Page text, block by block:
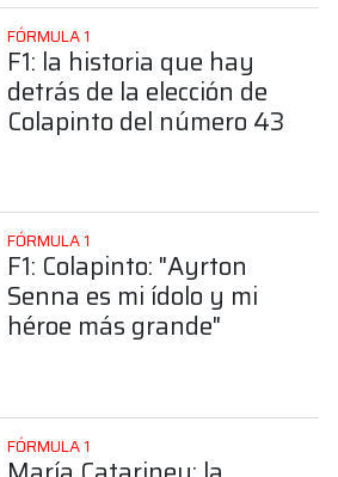
FÓRMULA 1
F1: la historia que hay
detrás de la elección de
Colapinto del número 43
FÓRMULA 1
F1: Colapinto: "Ayrton
Senna es mi ídolo y mi
héroe más grande"
FÓRMULA 1